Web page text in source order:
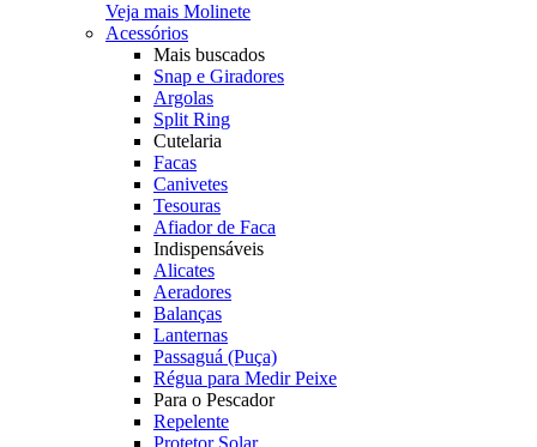
Veja mais Molinete
Acessórios
Mais buscados
Snap e Giradores
Argolas
Split Ring
Cutelaria
Facas
Canivetes
Tesouras
Afiador de Faca
Indispensáveis
Alicates
Aeradores
Balanças
Lanternas
Passaguá (Puça)
Régua para Medir Peixe
Para o Pescador
Repelente
Protetor Solar